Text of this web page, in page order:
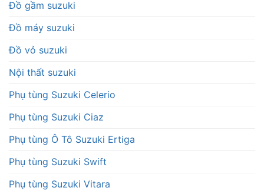
Đồ gầm suzuki
Đồ máy suzuki
Đồ vỏ suzuki
Nội thất suzuki
Phụ tùng Suzuki Celerio
Phụ tùng Suzuki Ciaz
Phụ tùng Ô Tô Suzuki Ertiga
Phụ tùng Suzuki Swift
Phụ tùng Suzuki Vitara